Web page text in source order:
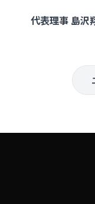
代表理事 島沢